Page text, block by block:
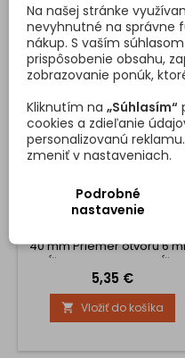
SADA SPOJOVACÍCH
Spojovacie skrutky na
spájanie dvoch skrinek
40 mm Priemer otvoru 6
Dĺžka skrutky 14mm Dĺžka
matice 20 mm
Cena
5,35 €
 Vložiť do košíka
Na našej stránke
nevyhnutné na správne
nákup. S vaším
prispôsobenie obsahu,
zobrazovanie ponúk,
Kliknutím na „Súhlasím“
cookies a zdieľanie
personalizovanú
zmeniť v nastaveniach.
Podrobné
nastavenie